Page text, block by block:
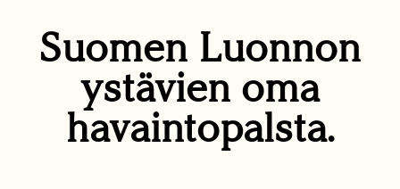
Suomen Luonnon
ystävien oma
havaintopalsta.